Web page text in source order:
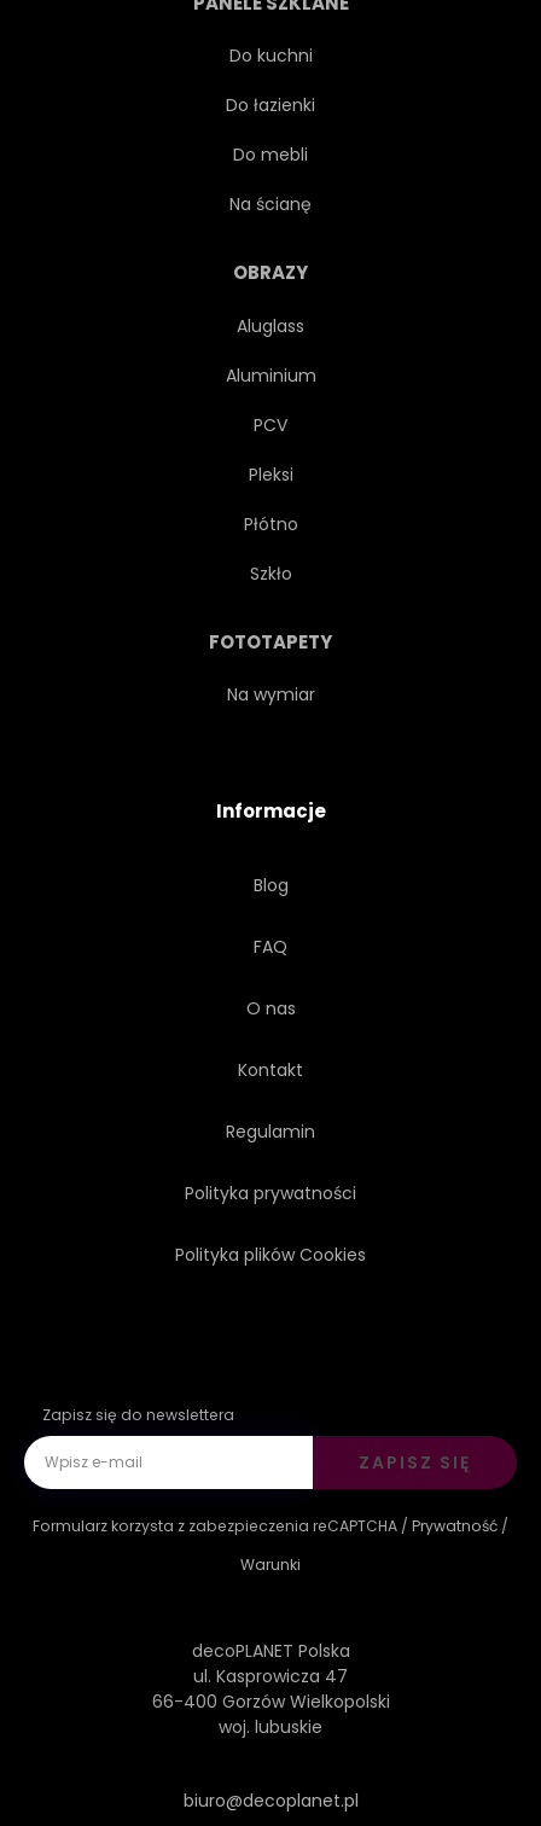
ZABYTKOWY
Do kuchni
Do łazienki
Do mebli
Na ścianę
OBRAZY
Aluglass
Aluminium
PCV
Pleksi
Płótno
Szkło
FOTOTAPETY
Na wymiar
Informacje
Blog
FAQ
O nas
Kontakt
Regulamin
Polityka prywatności
Polityka plików Cookies
Zapisz się do newslettera
ZAPISZ SIĘ
Formularz korzysta z zabezpieczenia reCAPTCHA / Prywatność /
Warunki
decoPLANET Polska
ul. Kasprowicza 47
66-400 Gorzów Wielkopolski
woj. lubuskie
biuro@decoplanet.pl